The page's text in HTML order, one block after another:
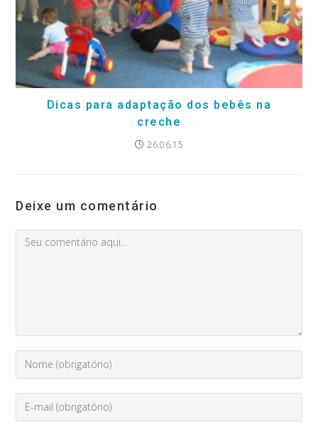
Dicas para adaptação dos bebês na
creche
26.06.15
Deixe um comentário
Comment
Digite
seu
ou
nome
Enter
your